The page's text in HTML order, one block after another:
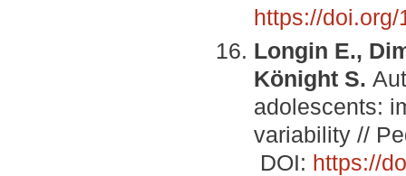
https://
Longin E.,
Könight S.
adolescents:
variability //
DOI: https://